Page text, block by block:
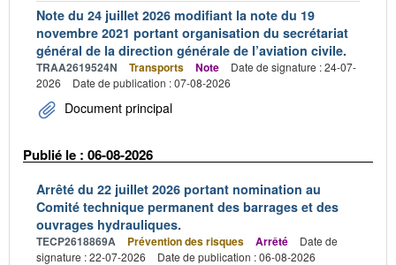
Note du 24 juillet 2026 modifiant la note du 19
novembre 2021 portant organisation du secrétariat
général de la direction générale de l’aviation civile.
TRAA2619524N Transports Note
Date de signature : 24-07-
2026
Date de publication : 07-08-2026
Document principal
Publié le : 06-08-2026
Arrêté du 22 juillet 2026 portant nomination au
Comité technique permanent des barrages et des
ouvrages hydrauliques.
TECP2618869A Prévention des risques Arrêté
Date de
signature : 22-07-2026
Date de publication : 06-08-2026